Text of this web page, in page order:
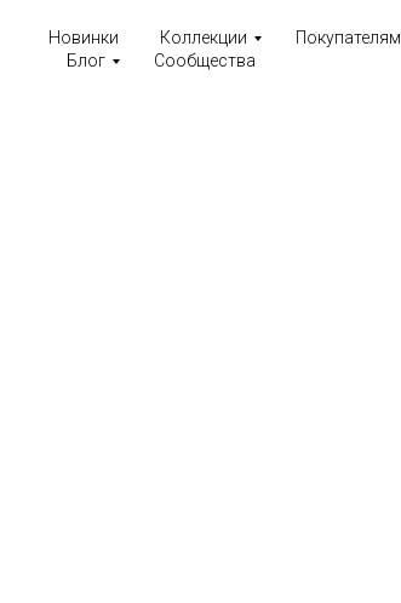
Новинки Коллекции Покупателям
Блог
Сообщества